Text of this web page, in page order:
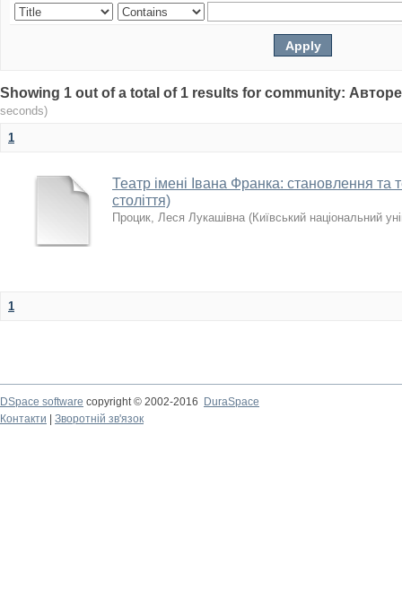
Showing 1 out of a total of 1 results for community:
seconds)
1
Театр імені Івана Франка: становлення та
століття)
Процик, Леся Лукашівна (Київський національний
1
DSpace software copyright © 2002-2016
DuraSpace
Контакти
Зворотній зв'язок